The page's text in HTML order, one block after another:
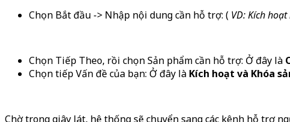
Chọn Bắt đầu -> Nhập nội dung cần hỗ trợ: ( VD: Kích
Chọn Tiếp Theo, rồi chọn Sản phẩm cần hỗ trợ: Ở đây là
Chọn tiếp Vấn đề của bạn: Ở đây là Kích hoạt và Khóa
Chờ trong giây lát, hệ thống sẽ chuyển sang các kênh hỗ trợ